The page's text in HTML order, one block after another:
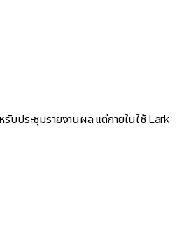
รับประชุมรายงานผล แต่ภายในใช้ Lark